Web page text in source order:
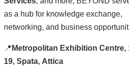
as a hub for knowledge exchange,
networking, and business
📍 Metropolitan Exhibition Centre,
19, Spata, Attica